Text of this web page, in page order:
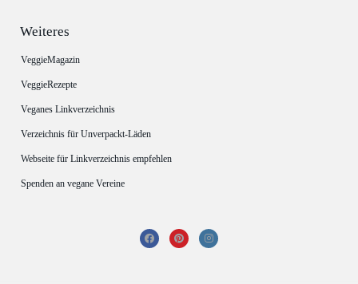
Weiteres
VeggieMagazin
VeggieRezepte
Veganes Linkverzeichnis
Verzeichnis für Unverpackt-Läden
Webseite für Linkverzeichnis empfehlen
Spenden an vegane Vereine